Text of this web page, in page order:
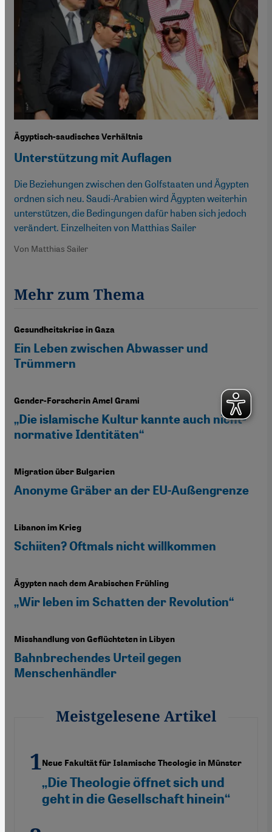
Ägyptisch-saudisches Verhältnis
Unterstützung mit Auflagen
Die Beziehungen zwischen den Golfstaaten und Ägypten
ordnen sich neu. Saudi-Arabien wird Ägypten weiterhin
unterstützen, die Bedingungen dafür haben sich jedoch
verändert. Einzelheiten von Matthias Sailer
Von Matthias Sailer
Mehr zum Thema
Gesundheitskrise in Gaza
Ein Leben zwischen Abwasser und
Trümmern
Gender-Forscherin Amel Grami
„Die islamische Kultur kannte auch nicht-
normative Identitäten“
Migration über Bulgarien
Anonyme Gräber an der EU-Außengrenze
Libanon im Krieg
Schiiten? Oftmals nicht willkommen
Ägypten nach dem Arabischen Frühling
„Wir leben im Schatten der Revolution“
Misshandlung von Geflüchteten in Libyen
Bahnbrechendes Urteil gegen
Menschenhändler
Meistgelesene Artikel
Neue Fakultät für Islamische Theologie in Münster
„Die Theologie öffnet sich und
geht in die Gesellschaft hinein“